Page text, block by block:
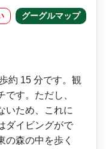
グーグルマップ
約 15 分です。観
す。ただし、
いため、これに
ダイビングがで
の森の中を歩く